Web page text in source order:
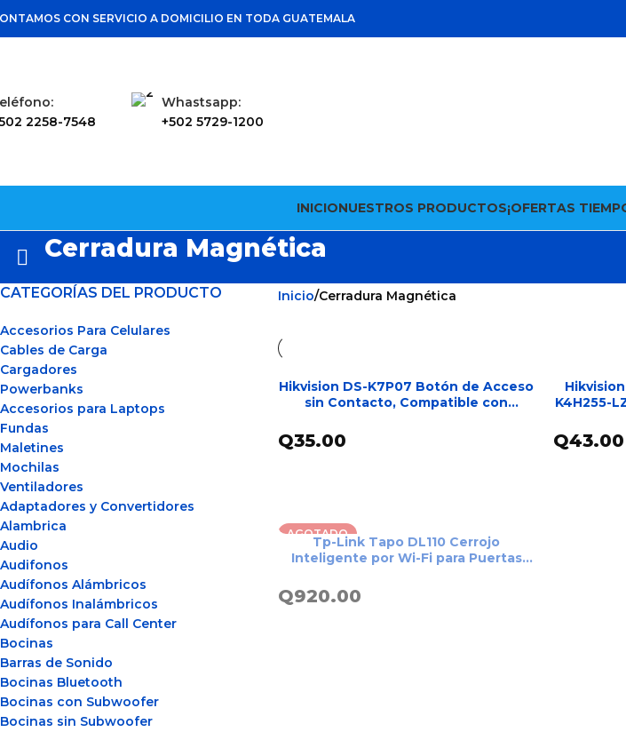
CON SERVICIO A DOMICILIO EN TODA GUATEMALA
2258-7548
Whastsapp:
+502 5729-1200
INICIONUESTROS PRODUCTOS¡OFERTAS
Cerradura Magnética
CATEGORÍAS DEL PRODUCTO
Accesorios Para Celulares
Cables de Carga
Cargadores
Powerbanks
Accesorios para Laptops
Fundas
Maletines
Mochilas
Ventiladores
Adaptadores y Convertidores
Alambrica
Audio
Audifonos
Audífonos Alámbricos
Audífonos Inalámbricos
Audífonos para Call Center
Bocinas
Barras de Sonido
Bocinas Bluetooth
Bocinas con Subwoofer
Bocinas sin Subwoofer
Inicio Cerradura Magnética
Hikvision DS-K7P07 Botón de Acceso
sin Contacto, Compatible con
Q35.00
K4H255-
Control
Q43.00
AGOTADO
Tp-Link Tapo DL110 Cerrojo
Inteligente por Wi-Fi para Puertas
Dactilar y Pantalla Táctil –
Q920.00